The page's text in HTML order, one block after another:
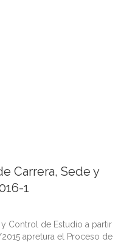
Carrera, Sede y
1
Control de Estudio a partir
apretura el Proceso de